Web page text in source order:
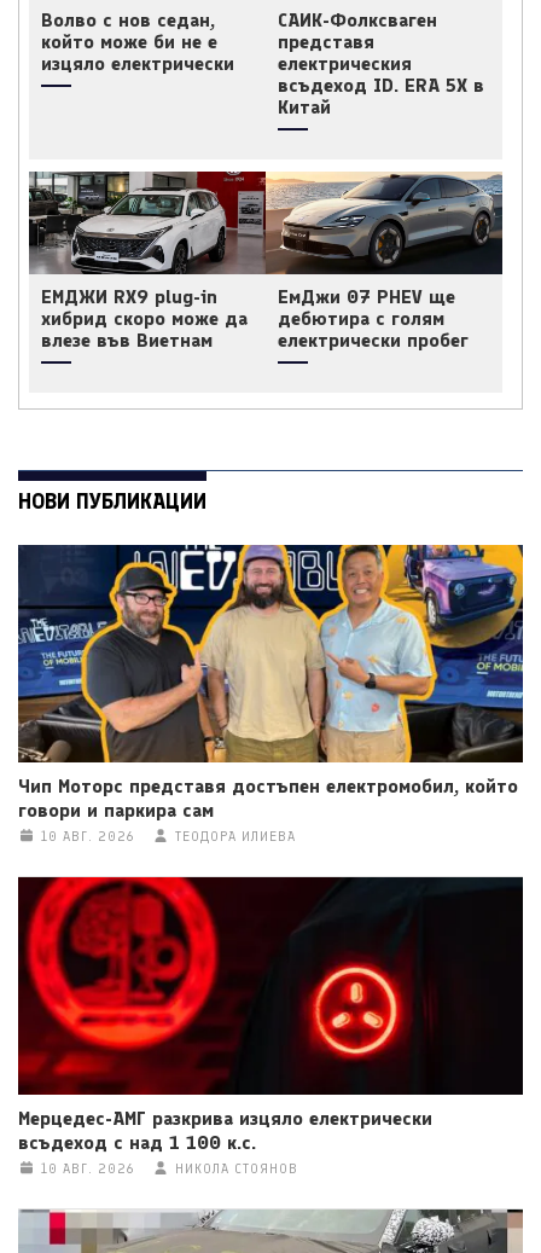
Волво с нов седан,
който може би не е
изцяло електрически
САИК-Фолксваген
представя
електрическия
всъдеход ID. ERA 5X в
Китай
ЕМДЖИ RX9 plug-in
хибрид скоро може да
влезе във Виетнам
ЕмДжи 07 PHEV ще
дебютира с голям
електрически пробег
НОВИ ПУБЛИКАЦИИ
Чип Моторс представя достъпен електромобил, който
говори и паркира сам
10 АВГ. 2026 ТЕОДОРА ИЛИЕВА
Мерцедес-АМГ разкрива изцяло електрически
всъдеход с над 1 100 к.с.
10 АВГ. 2026 НИКОЛА СТОЯНОВ